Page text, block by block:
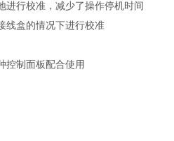
进行校准，减少了操作停机时间
线盒的情况下进行校准
控制面板配合使用